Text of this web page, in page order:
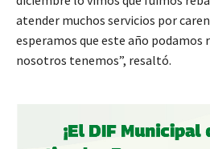
atender muchos servicios por
esperamos que este año podamos
nosotros tenemos”, resaltó.